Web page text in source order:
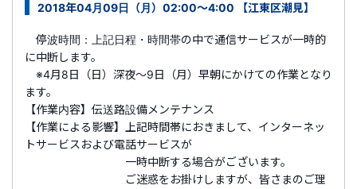
2018年04月09日（月）02:00～4:00 【江東区潮見】
停波時間：上記日程・時間帯の中で通信サービスが一時的
に中断します。
※4月8日（日）深夜～9日（月）早朝にかけての作業となり
ます。
【作業内容】伝送路設備メンテナンス
【作業による影響】上記時間帯におきまして、インターネッ
トサービスおよび電話サービスが
一時中断する場合がございます。
ご迷惑をお掛けしますが、皆さまのご理